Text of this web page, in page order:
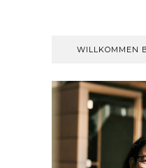
WILLKOMMEN